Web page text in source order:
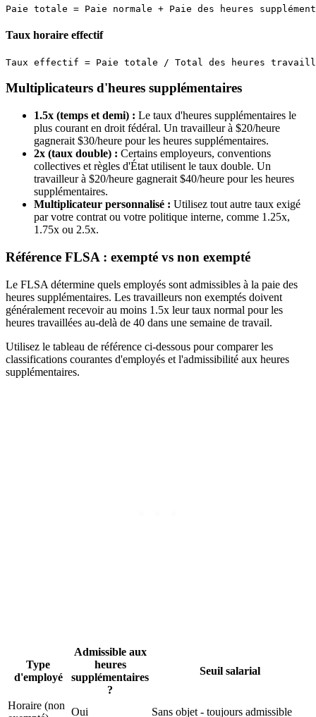
Taux horaire effectif
Multiplicateurs d'heures supplémentaires
1.5x (temps et demi) : Le taux d'heures supplémentaires le
plus courant en droit fédéral. Un travailleur à $20/heure
gagnerait $30/heure pour les heures supplémentaires.
2x (taux double) : Certains employeurs, conventions
collectives et règles d'État utilisent le taux double. Un
travailleur à $20/heure gagnerait $40/heure pour les heures
supplémentaires.
Multiplicateur personnalisé : Utilisez tout autre taux exigé
par votre contrat ou votre politique interne, comme 1.25x,
1.75x ou 2.5x.
Référence FLSA : exempté vs non exempté
Le FLSA détermine quels employés sont admissibles à la paie des
heures supplémentaires. Les travailleurs non exemptés doivent
généralement recevoir au moins 1.5x leur taux normal pour les
heures travaillées au-delà de 40 dans une semaine de travail.
Utilisez le tableau de référence ci-dessous pour comparer les
classifications courantes d'employés et l'admissibilité aux heures
supplémentaires.
Type
d'employé
Admissible aux
heures
supplémentaires
?
Seuil salarial
Horaire (non
Oui Sans objet - toujours admissible